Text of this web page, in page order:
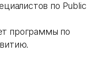
по Public
программы по